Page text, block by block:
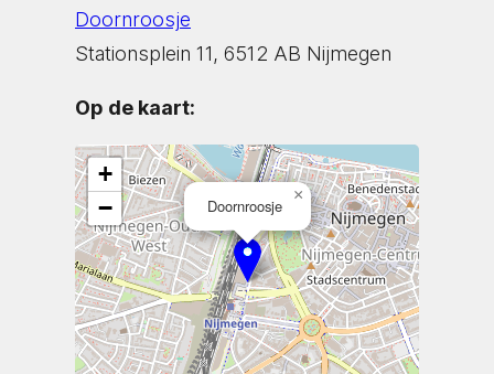
Doornroosje
Stationsplein 11, 6512 AB Nijmegen
Op de kaart:
Doornroosje
×
+
−